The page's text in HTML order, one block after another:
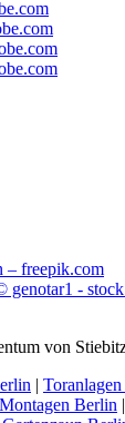
– freepik.com
genotar1 -
von
|
Montagen Berlin |